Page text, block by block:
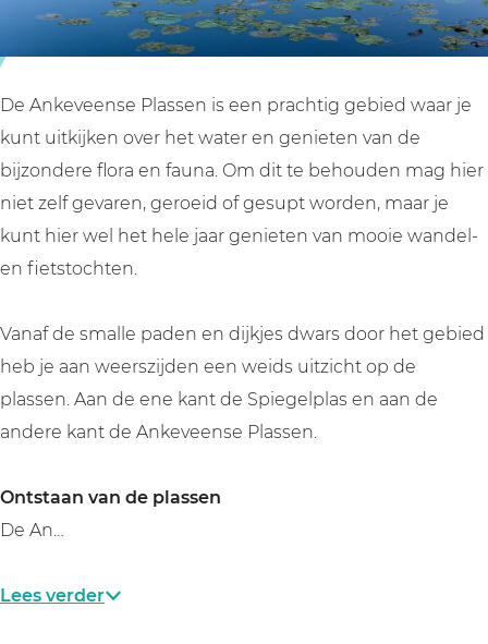
l
s
e
n
e
a
s
s
e
n
e
a
s
s
e
n
De Ankeveense Plassen is een prachtig gebied waar je
kunt uitkijken over het water en genieten van de
bijzondere flora en fauna. Om dit te behouden mag hier
niet zelf gevaren, geroeid of gesupt worden, maar je
kunt hier wel het hele jaar genieten van mooie wandel-
en fietstochten.
Vanaf de smalle paden en dijkjes dwars door het gebied
heb je aan weerszijden een weids uitzicht op de
plassen. Aan de ene kant de Spiegelplas en aan de
andere kant de Ankeveense Plassen.
Ontstaan van de plassen
De An…
Lees verder